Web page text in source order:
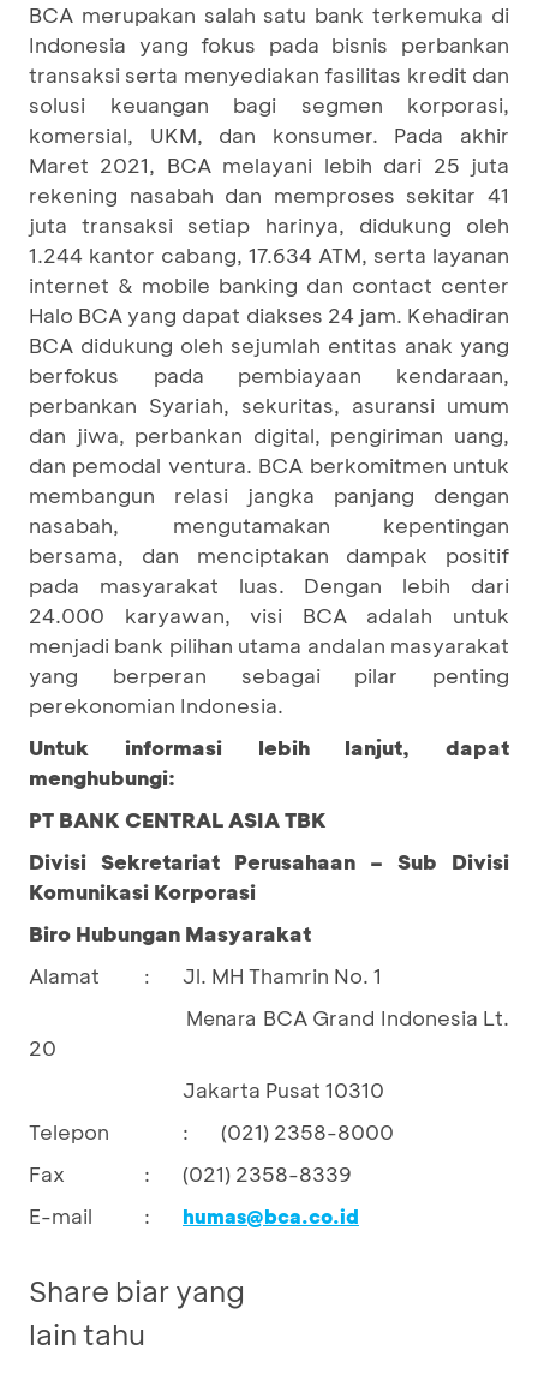
BCA merupakan salah satu bank terkemuka di
Indonesia yang fokus pada bisnis perbankan
transaksi serta menyediakan fasilitas kredit dan
solusi keuangan bagi segmen korporasi,
komersial, UKM, dan konsumer. Pada akhir
Maret 2021, BCA melayani lebih dari 25 juta
rekening nasabah dan memproses sekitar 41
juta transaksi setiap harinya, didukung oleh
1.244 kantor cabang, 17.634 ATM, serta layanan
internet & mobile banking dan contact center
Halo BCA yang dapat diakses 24 jam. Kehadiran
BCA didukung oleh sejumlah entitas anak yang
berfokus pada pembiayaan kendaraan,
perbankan Syariah, sekuritas, asuransi umum
dan jiwa, perbankan digital, pengiriman uang,
dan pemodal ventura. BCA berkomitmen untuk
membangun relasi jangka panjang dengan
nasabah, mengutamakan kepentingan
bersama, dan menciptakan dampak positif
pada masyarakat luas. Dengan lebih dari
24.000 karyawan, visi BCA adalah untuk
menjadi bank pilihan utama andalan masyarakat
yang berperan sebagai pilar penting
perekonomian Indonesia.
Untuk informasi lebih lanjut, dapat
menghubungi:
PT BANK CENTRAL ASIA TBK
Divisi Sekretariat Perusahaan – Sub Divisi
Komunikasi Korporasi
Biro Hubungan Masyarakat
Alamat
: Jl. MH Thamrin No. 1
				Menara
BCA Grand Indonesia Lt.
20
Jakarta Pusat 10310
Telepon
:
(021) 2358-8000
Fax
:
(021) 2358-8339
E-mail
: humas@bca.co.id
Share biar yang
lain tahu